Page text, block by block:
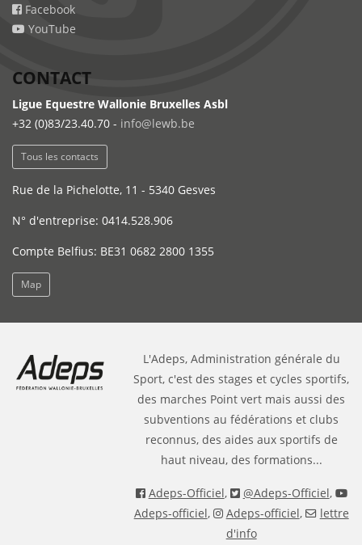
Facebook
YouTube
CONTACT
Ligue Equestre Wallonie Bruxelles Asbl
+32 (0)83/23.40.70 - info@lewb.be
Tous les contacts
Rue de la Pichelotte, 11 - 5340 Gesves
N° d'entreprise: 0414.528.906
Compte Belfius: BE31 0682 2800 1355
Map
L'Adeps, Administration générale du
Sport, c'est des stages et cycles sportifs,
des marches Point vert mais aussi des
subventions au fédérations et clubs
reconnus, des aides aux sportifs de
haut niveau, des formations...
Adeps-Officiel, @Adeps-Officiel,
Adeps-officiel, Adeps-officiel,
lettre
d'info